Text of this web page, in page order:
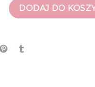
DODAJ DO